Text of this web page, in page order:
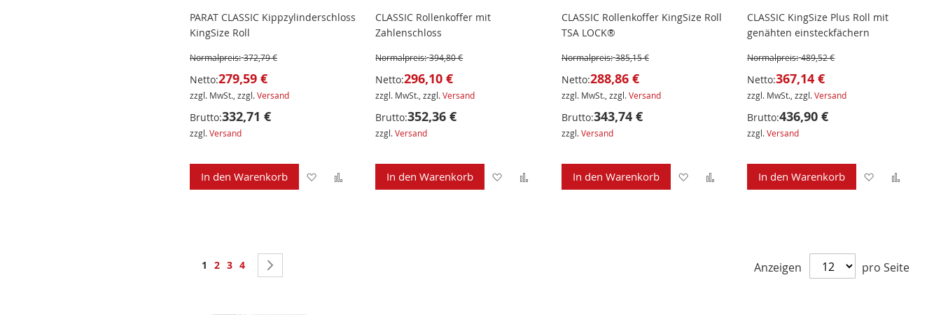
PARAT CLASSIC Kippzylinderschloss
KingSize Roll
Normalpreis: 372,79 €
Netto:279,59 €
zzgl. MwSt., zzgl.Versand
Brutto:332,71 €
zzgl.Versand
In den Warenkorb
Zur
CLASSIC Rollenkoffer mit
Zahlenschloss
Normalpreis: 394,80 €
Netto:296,10 €
zzgl. MwSt., zzgl.Versand
Brutto:352,36 €
zzgl.Versand
In den Warenkorb
Zur
CLASSIC Rollenkoffer KingSize Roll
TSA LOCK®
Normalpreis: 385,15 €
Netto:288,86 €
zzgl. MwSt., zzgl.Versand
Brutto:343,74 €
zzgl.Versand
In den Warenkorb
Zur
CLASSIC KingSize Plus Roll mit
genähten einsteckfächern
Normalpreis: 489,52 €
Netto:367,14 €
zzgl. MwSt., zzgl.Versand
Brutto:436,90 €
zzgl.Versand
In den Warenkorb
Zur
Seite
Sie lesen gerade Seite
1 Seite
2 Seite
3 Seite
4 Anzeigen pro Seite